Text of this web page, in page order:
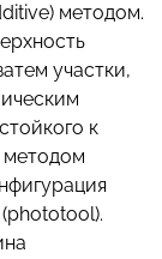
методом.
участки,
к
методом